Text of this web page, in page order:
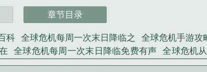
而玩家的任务是活下去！牧尘逸意外成为末日降
以让牧尘逸看到自己未来死亡前经历的画面。在
好如何通关了！“恭喜玩家解决了本次副本【傀
决了本次副本【深海巨怪】的末日源头，获得S级技
章节目录
科 全球危机每周一次末日降临之 全球危机手游攻
全球危机每周一次末日降临免费有声 全球危机
免费 全球危机每周一次末日降临女主 全球危机